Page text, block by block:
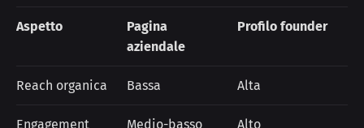
Aspetto
Pagina
aziendale
Profilo founder
Reach organica Bassa Alta
Engagement Medio-basso Alto